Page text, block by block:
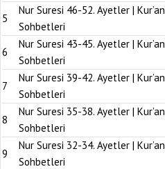
5
Nur Suresi 46-52. Ayetler | Kur’an
Sohbetleri
6
Nur Suresi 43-45. Ayetler | Kur’an
Sohbetleri
7
Nur Suresi 39-42. Ayetler | Kur’an
Sohbetleri
8
Nur Suresi 35-38. Ayetler | Kur’an
Sohbetleri
9
Nur Suresi 32-34. Ayetler | Kur’an
Sohbetleri